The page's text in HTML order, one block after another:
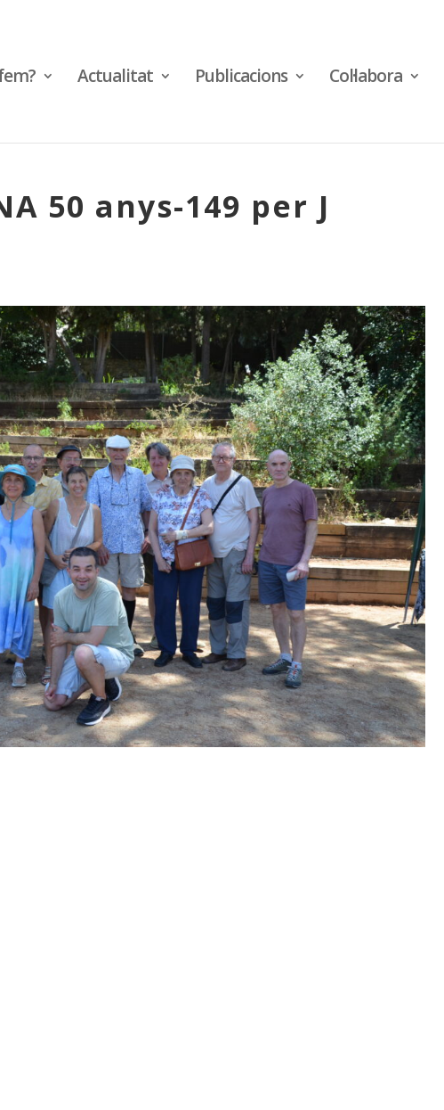
Actualitat Publicacions Col·labora
50 anys-149 per J